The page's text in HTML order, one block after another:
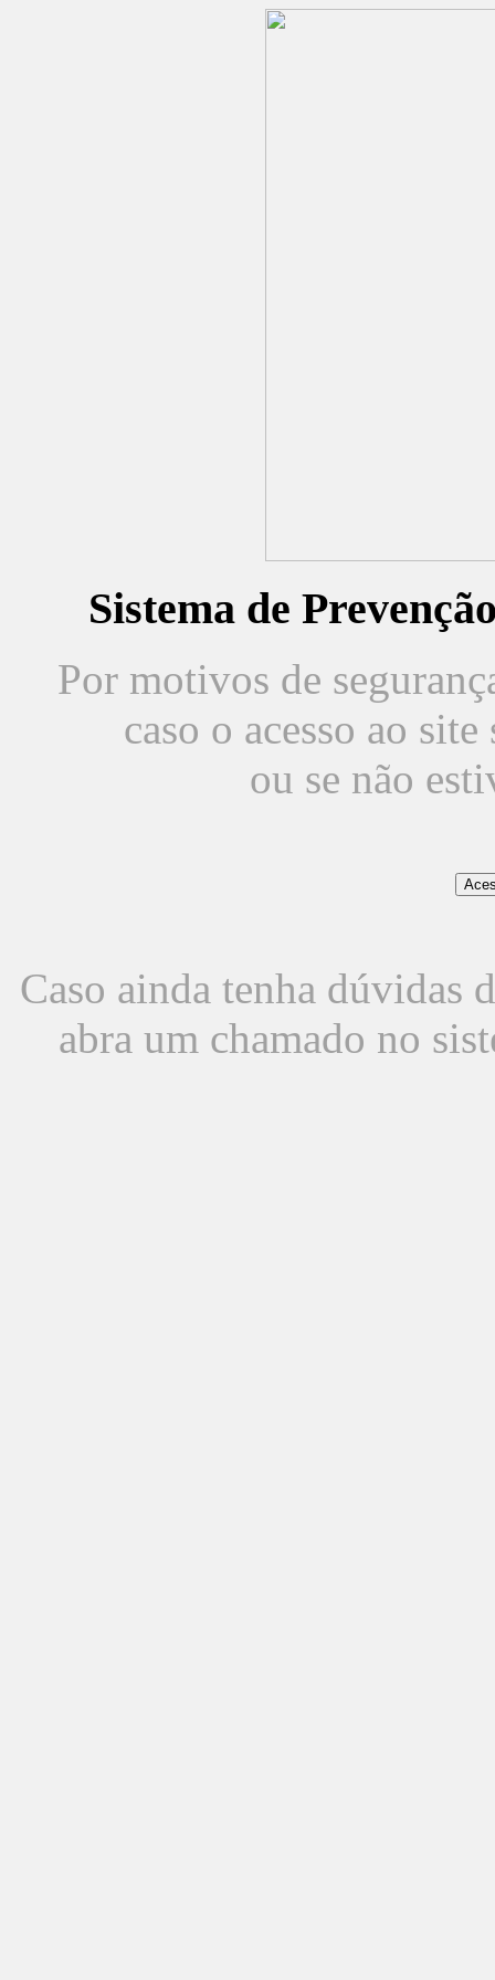
Sistema de
Por motivos de
caso o acesso ao
ou se não
Caso ainda tenha dúvidas
abra um chamado no